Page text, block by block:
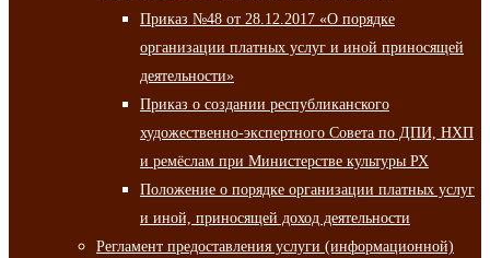
Приказ №48 от 28.12.2017 «О порядке
организации платных услуг и иной приносящей
деятельности»
Приказ о создании республиканского
художественно-экспертного Совета по ДПИ, НХП
и ремёслам при Министерстве культуры РХ
Положение о порядке организации платных услуг
и иной, приносящей доход деятельности
Регламент предоставления услуги (информационной)